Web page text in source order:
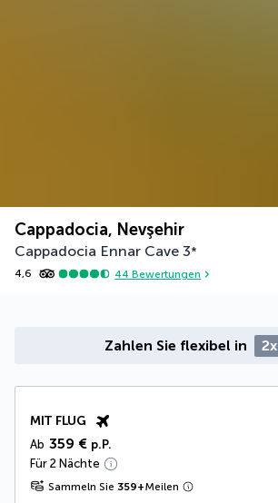
Cappadocia, Nevşehir
Cappadocia Ennar Cave 3*
4,6 44 Bewertungen
Zahlen Sie flexibel in 2x
MIT FLUG
Ab 359 € p.P.
Für 2 Nächte
Sammeln Sie 359+Meilen